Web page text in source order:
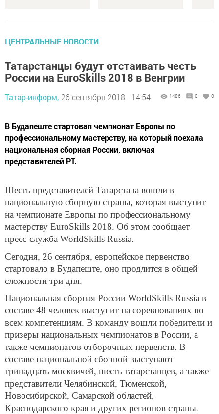
ЦЕНТРАЛЬНЫЕ НОВОСТИ
Татарстанцы будут отстаивать честь
России на EuroSkills 2018 в Венгрии
Татар-информ, 26 сентября 2018 - 14:54 1486 0 0
В Будапеште стартовал чемпионат Европы по
профессиональному мастерству, на который поехала
национальная сборная России, включая
представителей РТ.
Шесть представителей Татарстана вошли в
национальную сборную страны, которая выступит
на чемпионате Европы по профессиональному
мастерству EuroSkills 2018. Об этом сообщает
пресс-служба WorldSkills Russia.
Сегодня, 26 сентября, европейское первенство
стартовало в Будапеште, оно продлится в общей
сложности три дня.
Национальная сборная России WorldSkills Russia в
составе 48 человек выступит на соревнованиях по
всем компетенциям. В команду вошли победители и
призеры национальных чемпионатов в России, а
также чемпионатов отборочных первенств. В
составе национальной сборной выступают
тринадцать москвичей, шесть татарстанцев, а также
представители Челябинской, Тюменской,
Новосибирской, Самарской областей,
Краснодарского края и других регионов страны.